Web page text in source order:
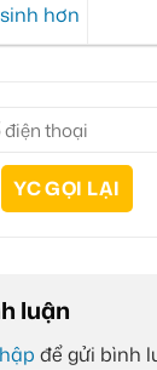
hơn
luận
để gửi bình